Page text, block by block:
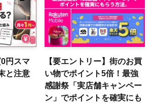
円スマ
と注意
【要エントリー】街のお買
い物でポイント5倍！最強
感謝祭「実店舗キャンペー
ン」でポイントを確実にも